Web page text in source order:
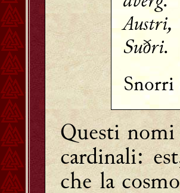
Suðri.
Questi
cardinali:
che la